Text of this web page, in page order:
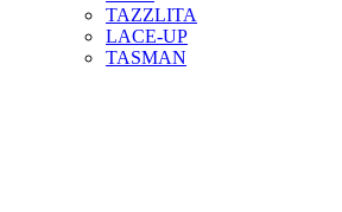
TAZZLITA
LACE-UP
TASMAN